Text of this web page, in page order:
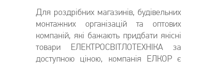
Для роздрібних магазинів, будівельних
монтажних організацій та оптових
компаній, які бажають придбати якісні
товари ЕЛЕКТРОСВІТЛОТЕХНІКА за
доступною ціною, компанія ЕЛКОР є